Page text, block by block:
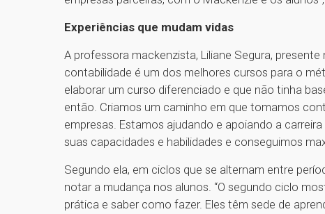
Experiências que mudam vidas
A professora mackenzista, Liliane Segura,
contabilidade é um dos melhores cursos para o
elaborar um curso diferenciado e que não tinha
então. Criamos um caminho em que tomamos
empresas. Estamos ajudando e apoiando a
suas capacidades e habilidades e conseguimos
Segundo ela, em ciclos que se alternam entre
notar a mudança nos alunos. “O segundo ciclo
prática e saber como fazer. Eles têm sede de